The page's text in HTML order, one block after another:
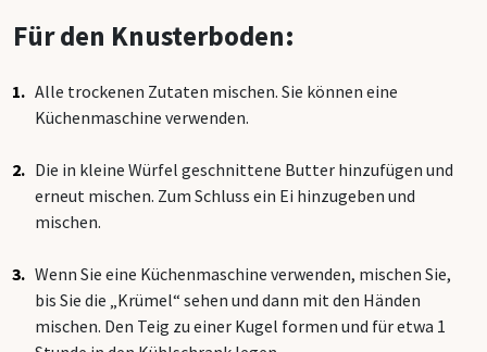
Für den Knusterboden:
Alle trockenen Zutaten mischen. Sie können eine
Küchenmaschine verwenden.
Die in kleine Würfel geschnittene Butter hinzufügen und
erneut mischen. Zum Schluss ein Ei hinzugeben und
mischen.
Wenn Sie eine Küchenmaschine verwenden, mischen Sie,
bis Sie die „Krümel“ sehen und dann mit den Händen
mischen. Den Teig zu einer Kugel formen und für etwa 1